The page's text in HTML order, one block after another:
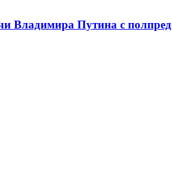
Владимира Путина с